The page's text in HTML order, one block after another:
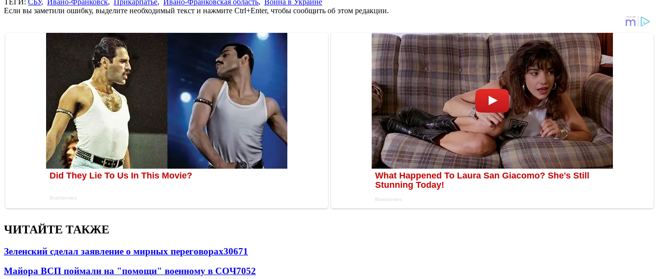
Если вы заметили ошибку, выделите необходимый текст и нажмите Ctrl+Enter, чтобы сообщить об этом редакции.
ЧИТАЙТЕ ТАКЖЕ
Зеленский сделал заявление о мирных переговорах30671
Майора ВСП поймали на "помощи" военному в СОЧ7052